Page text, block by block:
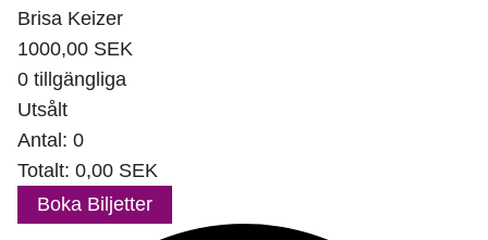
Brisa Keizer
1000,00 SEK
0 tillgängliga
Utsålt
Antal: 0
Totalt: 0,00 SEK
Boka Biljetter